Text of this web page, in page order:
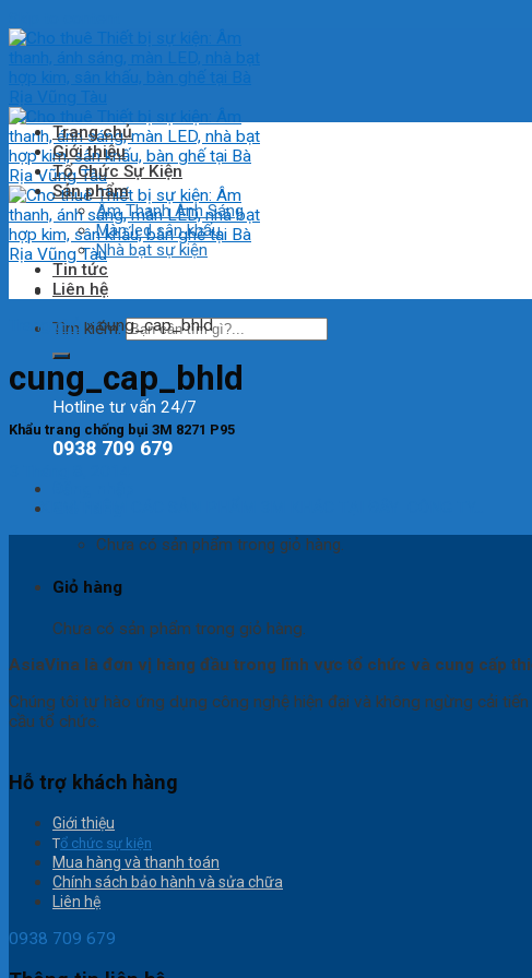
Tìm kiếm:
Hotline tư vấn 24/7
0938 709 679
Chưa có sản phẩm trong giỏ hàng.
Giỏ hàng
Chưa có sản phẩm trong giỏ hàng.
Trang chủ
Giới thiệu
Tổ Chức Sự Kiện
Sản phẩm
Âm Thanh Ánh Sáng
Màn led sân khấu
Nhà bạt sự kiện
Tin tức
Liên hệ
Trang chủ »cung_cap_bhld
cung_cap_bhld
Khẩu trang chống bụi 3M 8271 P95
​ XEM THÊM CÁC SẢN PHẨM 3M KHÁC TẠI ĐÂY CÔNG TY...
AsiaVina là đơn vị hàng đầu trong lĩnh vực tổ chức và cung cấp
Chúng tôi tự hào ứng dụng công nghệ hiện đại và không ngừng cải
cầu tổ chức.
Hỗ trợ khách hàng
Giới thiệu
Tổ chức sự kiện
Mua hàng và thanh toán
Chính sách bảo hành và sửa chữa
Liên hệ
0938 709 679